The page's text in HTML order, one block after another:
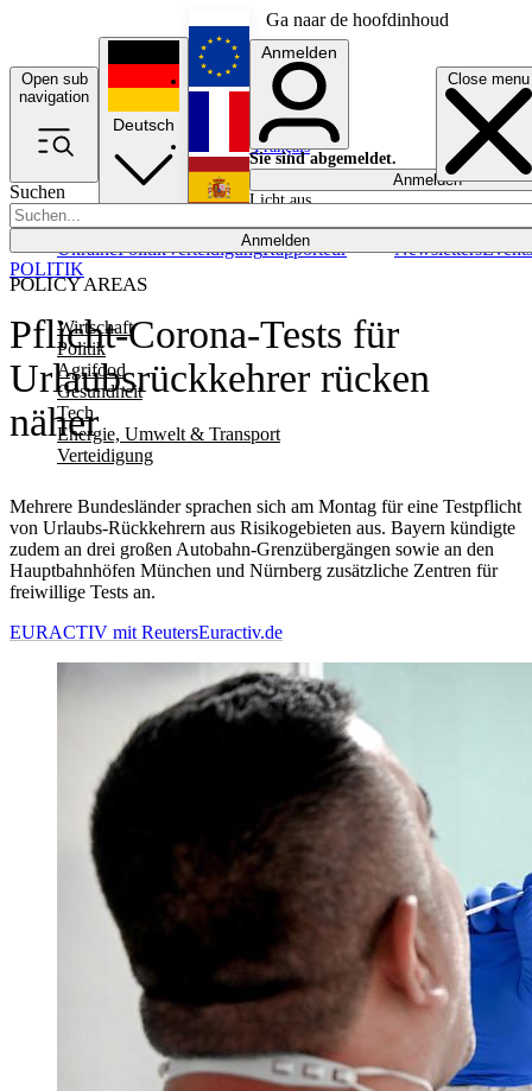
Ga naar de hoofdinhoud
Open sub
navigation
Close menu
Suchen
Anmelden
POLICY AREAS
Wirtschaft
Politik
Agrifood
Gesundheit
Tech
Energie, Umwelt & Transport
Verteidigung
UkrainePolitikVerteidigungRapporteur NewslettersEvents
Deutsch
English
Français
Anmelden
Sie sind abgemeldet.
Anmelden
Licht aus
Pflicht-Corona-Tests für
Urlaubsrückkehrer rücken
näher
Mehrere Bundesländer sprachen sich am Montag für eine Testpflicht
von Urlaubs-Rückkehrern aus Risikogebieten aus. Bayern kündigte
zudem an drei großen Autobahn-Grenzübergängen sowie an den
Hauptbahnhöfen München und Nürnberg zusätzliche Zentren für
freiwillige Tests an.
POLITIK
EURACTIV mit ReutersEuractiv.de